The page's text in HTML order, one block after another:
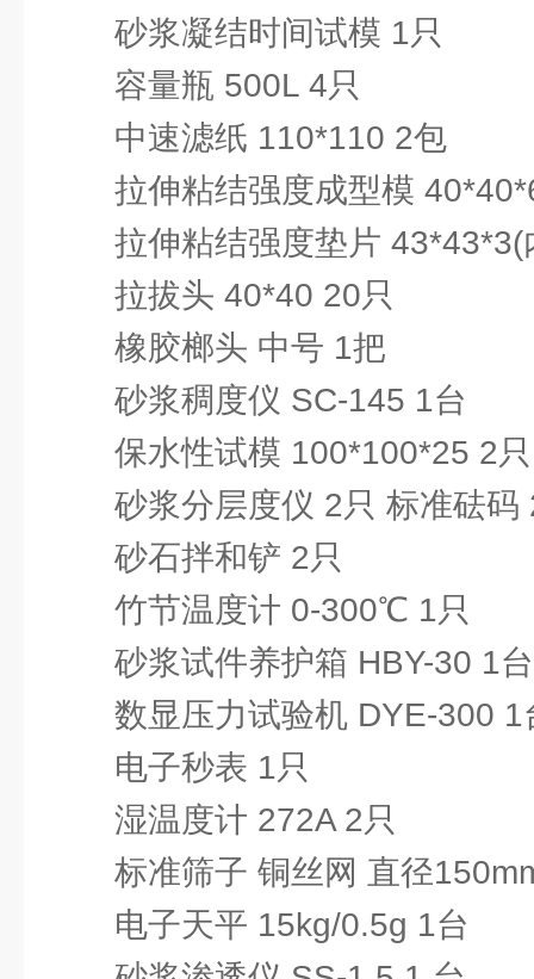
砂浆凝结时间试模 1只
容量瓶 500L 4只
中速滤纸 110*110 2包
拉伸粘结强度成型模
拉伸粘结强度垫片 43*43*3(
拉拔头 40*40 20只
橡胶榔头 中号 1把
砂浆稠度仪 SC-145 1台
保水性试模 100*100*25 2只
砂浆分层度仪 2只 标准砝码
砂石拌和铲 2只
竹节温度计 0-300℃ 1只
砂浆试件养护箱 HBY-30 1台
数显压力试验机 DYE-300 1
电子秒表 1只
湿温度计 272A 2只
标准筛子 铜丝网 直径
电子天平 15kg/0.5g 1台